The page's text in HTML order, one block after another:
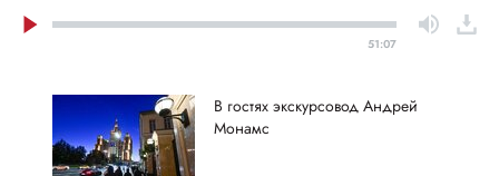
51:07
В гостях экскурсовод Андрей
Монамс